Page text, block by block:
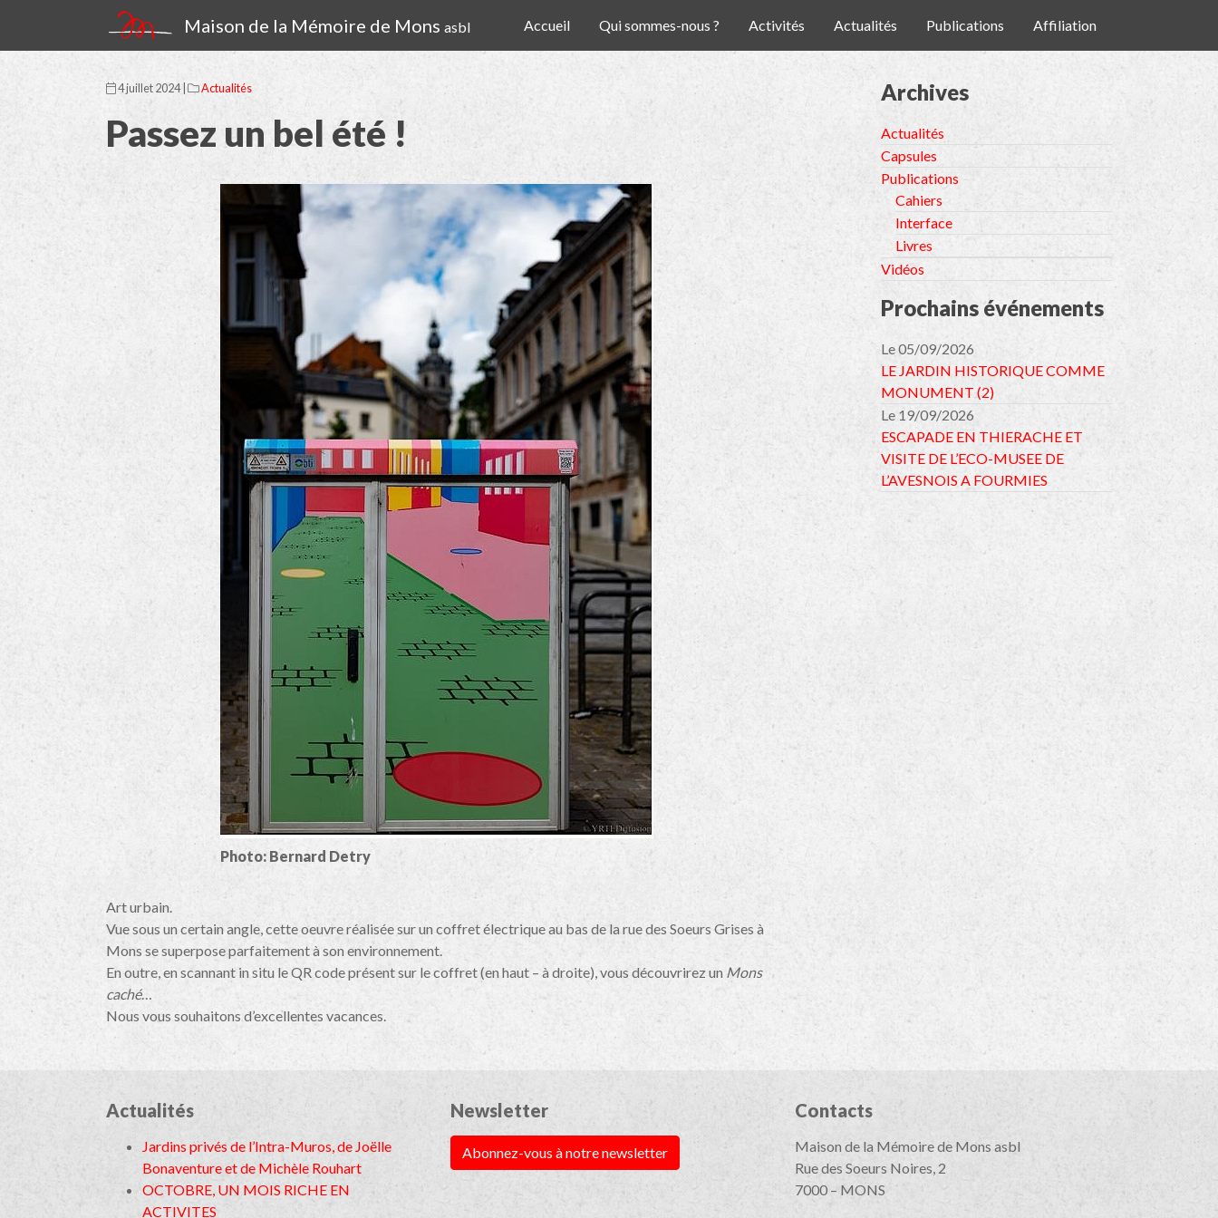
Maison de la Mémoire de Mons asbl Accueil Qui sommes-nous ? Activités Actualités Publications Affiliation
4 juillet 2024 | Actualités
Passez un bel été !
Photo: Bernard Detry
Art urbain.
Vue sous un certain angle, cette oeuvre réalisée sur un coffret électrique au bas de la rue des Soeurs Grises à
Mons se superpose parfaitement à son environnement.
En outre, en scannant in situ le QR code présent sur le coffret (en haut – à droite), vous découvrirez un Mons
caché…
Nous vous souhaitons d’excellentes vacances.
Archives
Actualités
Capsules
Publications
Cahiers
Interface
Livres
Vidéos
Prochains événements
Le 05/09/2026
LE JARDIN HISTORIQUE COMME
MONUMENT (2)
Le 19/09/2026
ESCAPADE EN THIERACHE ET
VISITE DE L’ECO-MUSEE DE
L’AVESNOIS A FOURMIES
Actualités
Jardins privés de l’Intra-Muros, de Joëlle
Bonaventure et de Michèle Rouhart
OCTOBRE, UN MOIS RICHE EN
ACTIVITES
Newsletter
Abonnez-vous à notre newsletter
Contacts
Maison de la Mémoire de Mons asbl
Rue des Soeurs Noires, 2
7000 – MONS